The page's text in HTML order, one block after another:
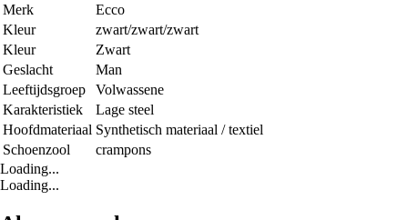
Merk
Ecco
Kleur
zwart/zwart/zwart
Kleur
Zwart
Geslacht
Man
Leeftijdsgroep
Volwassene
Karakteristiek
Lage steel
Hoofdmateriaal Synthetisch materiaal / textiel
Schoenzool
crampons
Loading...
Loading...